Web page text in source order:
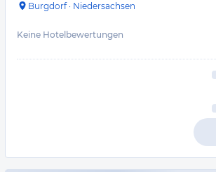
Burgdorf· Niedersachsen
Keine Hotelbewertungen